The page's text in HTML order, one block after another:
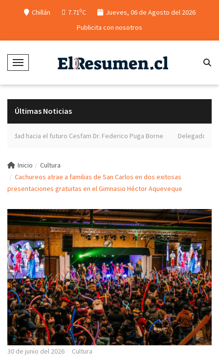
Chillán 7.710C
Jueves, 06 de Agosto del 2026
Publicita con nosotros
Toggle Navigation
Últimas Noticias
el futuro Cesfam Dr. Federico Puga Borne Delegado
Inicio
Cultura
Cachureos atrae a familias de San Carlos en dos exitosas
presentaciones gratuitas en el Gimnasio Héctor Aqueveque
30 de junio del 2026 Cultura